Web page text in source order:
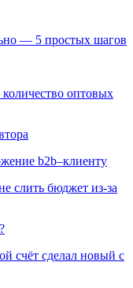
— 5 простых шагов
оптовых
b2b–клиенту
слить бюджет из-за
счёт сделал новый с